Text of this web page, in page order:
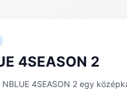
4SEASON 2
NBLUE 4SEASON 2 egy